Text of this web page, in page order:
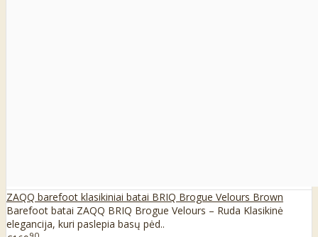
ZAQQ barefoot klasikiniai batai BRIQ Brogue Velours Brown
Barefoot batai ZAQQ BRIQ Brogue Velours – Ruda Klasikinė
elegancija, kuri paslepia basų pėd..